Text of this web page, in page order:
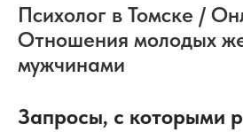
Психолог в Томске /
Отношения молодых
мужчинами
Запросы, с которыми